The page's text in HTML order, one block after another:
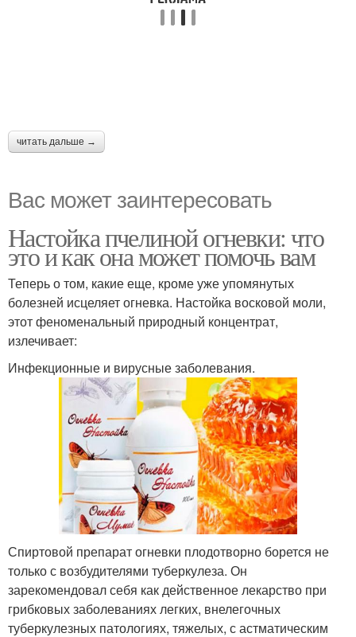
читать дальше →
Вас может заинтересовать
Настойка пчелиной огневки: что
это и как она может помочь вам
Теперь о том, какие еще, кроме уже упомянутых
болезней исцеляет огневка. Настойка восковой моли,
этот феноменальный природный концентрат,
излечивает:
Инфекционные и вирусные заболевания.
Спиртовой препарат огневки плодотворно борется не
только с возбудителями туберкулеза. Он
зарекомендовал себя как действенное лекарство при
грибковых заболеваниях легких, внелегочных
туберкулезных патологиях, тяжелых, с астматическим